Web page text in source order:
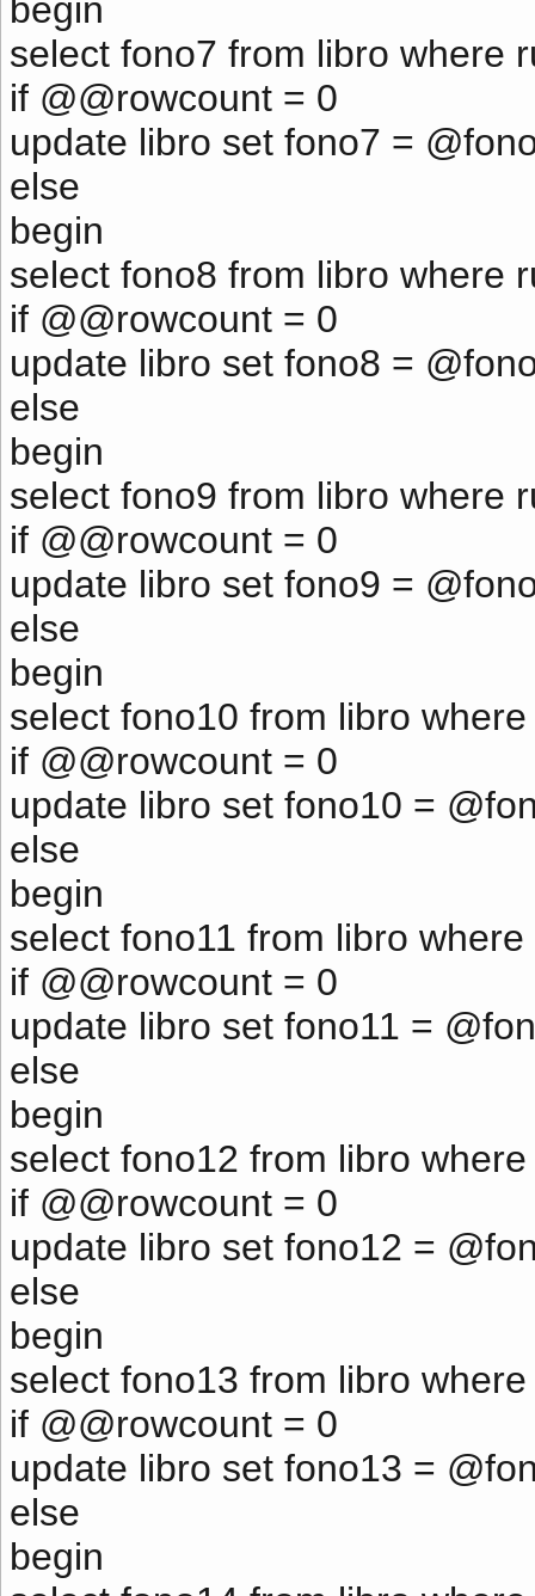
begin
select fono7 from libro where
if @@rowcount = 0
update libro set fono7 =
else
begin
select fono8 from libro where
if @@rowcount = 0
update libro set fono8 =
else
begin
select fono9 from libro where
if @@rowcount = 0
update libro set fono9 =
else
begin
select fono10 from libro
if @@rowcount = 0
update libro set fono10 =
else
begin
select fono11 from libro
if @@rowcount = 0
update libro set fono11 =
else
begin
select fono12 from libro
if @@rowcount = 0
update libro set fono12 =
else
begin
select fono13 from libro
if @@rowcount = 0
update libro set fono13 =
else
begin